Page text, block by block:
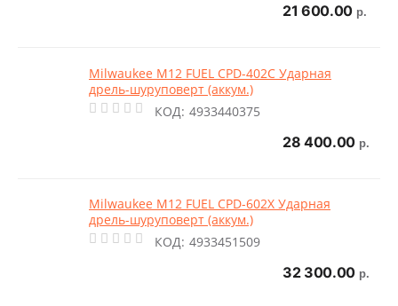
21 600.00 р.
Milwaukee M12 FUEL CPD-402C Ударная
дрель-шуруповерт (аккум.)
КОД: 4933440375
28 400.00 р.
Milwaukee M12 FUEL CPD-602X Ударная
дрель-шуруповерт (аккум.)
КОД: 4933451509
32 300.00 р.